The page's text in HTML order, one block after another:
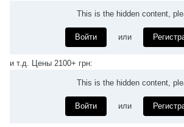
This is the hidden content,
Войти или
и т.д. Цены 2100+ грн:
This is the hidden content,
Войти или